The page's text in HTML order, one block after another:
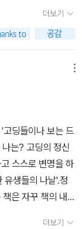
당에서 밥을 먹을
많은 학생들에게 상
지만 사실감을 부
임금의 캐릭터와
정조의 출연 분량
으로 김윤식을 만난
의 아름다운 모습
과에 급제해 나에게
.'김윤식 행세를 하
독자에게는 참 재
있는 요구가 당당
하고 있는 좋은 소
가는 과거에 합격
이 정체를 알 길
등이 고조된다.
는 역할을 하고
사모하는 마음을
하는 마음으로 충
선준3) 그 둘의 러
오버랩4) 재신은
지 못한다5) 용하는
국 대물 사건으로
은 속도감있고 강
할 수도 없는 노릇
다행인 것은 이선
은 방을 쓰게 된 건
자일지도 모른다
성균관 유생들의
합격, 성균관 입학
여림의 등장과
음에는 이선준이
대해 조금씩 태도
히려던 것도 관두
다. 결국 나중에는
다라는 생각을 하게
을 들키지 않고 동
다.언제부터인가
한편이 무척 반가
이야기도 재미있
다.하지만... 너무
어쩔수가 없는
설레이게 하고 그
요...^^ 혼자 개인
있는 소설이에
더보기
딩들이나 보는 드
는? 고딩의 정신
스스로 변명을 하
유생들의 나날'.정
은 자꾸 책의 내용
더보기